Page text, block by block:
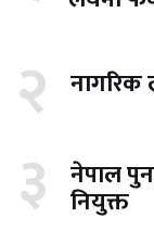
२ नागरिक
३ नेपाल
नियुक्त